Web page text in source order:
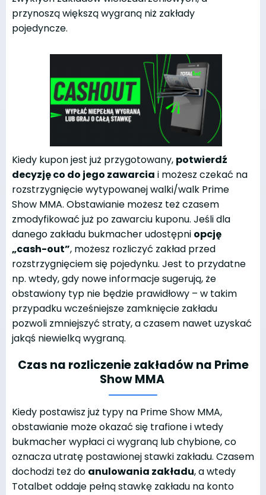
przynoszą większą wygraną niż zakłady
pojedyncze.
Kiedy kupon jest już przygotowany, potwierdź
decyzję co do jego zawarcia i możesz czekać na
rozstrzygnięcie wytypowanej walki/walk Prime
Show MMA. Obstawianie możesz też czasem
zmodyfikować już po zawarciu kuponu. Jeśli dla
danego zakładu bukmacher udostępni opcję
„cash-out”, możesz rozliczyć zakład przed
rozstrzygnięciem się pojedynku. Jest to przydatne
np. wtedy, gdy nowe informacje sugerują, że
obstawiony typ nie będzie prawidłowy – w takim
przypadku wcześniejsze zamknięcie zakładu
pozwoli zmniejszyć straty, a czasem nawet uzyskać
jakąś niewielką wygraną.
Czas na rozliczenie zakładów na Prime
Show MMA
Kiedy postawisz już typy na Prime Show MMA,
obstawianie może okazać się trafione i wtedy
bukmacher wypłaci ci wygraną lub chybione, co
oznacza utratę postawionej stawki zakładu. Czasem
dochodzi też do anulowania zakładu, a wtedy
Totalbet oddaje pełną stawkę zakładu na konto